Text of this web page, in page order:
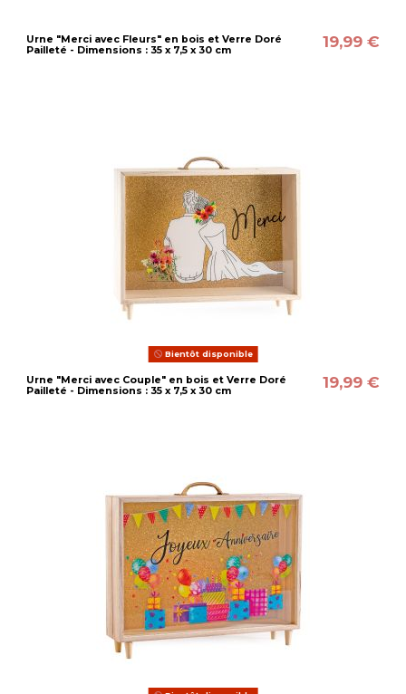
Urne "Merci avec Fleurs" en bois et Verre Doré
Pailleté - Dimensions : 35 x 7,5 x 30 cm
19,99 €
Bientôt disponible
Urne "Merci avec Couple" en bois et Verre Doré
Pailleté - Dimensions : 35 x 7,5 x 30 cm
19,99 €